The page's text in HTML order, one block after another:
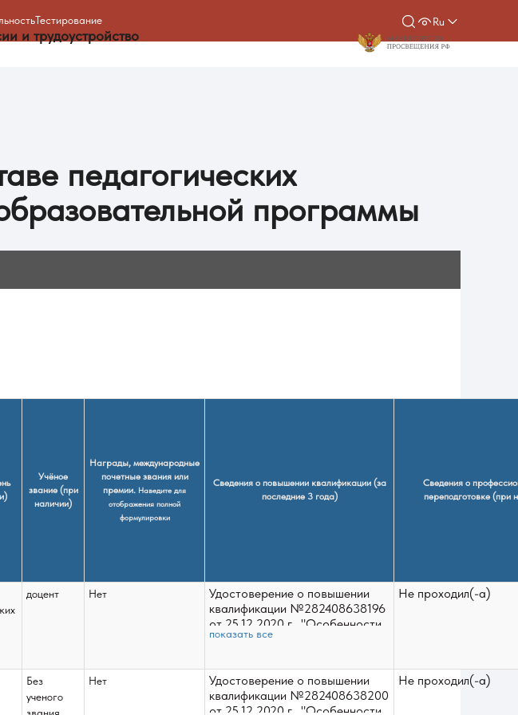
Тестирование
и трудоустройство
Ru
педагогических
программы
Учёное
звание (при
наличии)
Награды, международные
почетные звания или
премии. Наведите для
отображения полной
формулировки
Сведения о повышении квалификации (за
последние 3 года)
Сведения о
переподготовке (при
доцент Нет
Удостоверение о повышении
квалификации №282408638196
от 25.12.2020 г., "Особенности
разработки курсов
преподавании иностранных
языков", 18 ч., г. Благовещенск,
ФГБОУ ВО "БГПУ";
показать все
Не проходил(-а)
Без
ученого
Нет
Удостоверение о повышении
квалификации №282408638200
от 25.12.2020 г., "Особенности
Не проходил(-а)